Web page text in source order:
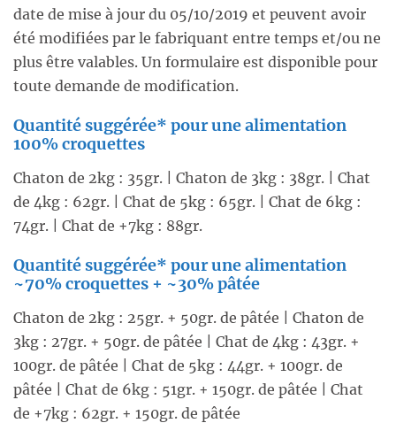
date de mise à jour du 05/10/2019 et peuvent avoir
été modifiées par le fabriquant entre temps et/ou ne
plus être valables. Un formulaire est disponible pour
toute demande de modification.
Quantité suggérée* pour une alimentation
100% croquettes
Chaton de 2kg : 35gr. | Chaton de 3kg : 38gr. | Chat
de 4kg : 62gr. | Chat de 5kg : 65gr. | Chat de 6kg :
74gr. | Chat de +7kg : 88gr.
Quantité suggérée* pour une alimentation
~70% croquettes + ~30% pâtée
Chaton de 2kg : 25gr. + 50gr. de pâtée | Chaton de
3kg : 27gr. + 50gr. de pâtée | Chat de 4kg : 43gr. +
100gr. de pâtée | Chat de 5kg : 44gr. + 100gr. de
pâtée | Chat de 6kg : 51gr. + 150gr. de pâtée | Chat
de +7kg : 62gr. + 150gr. de pâtée